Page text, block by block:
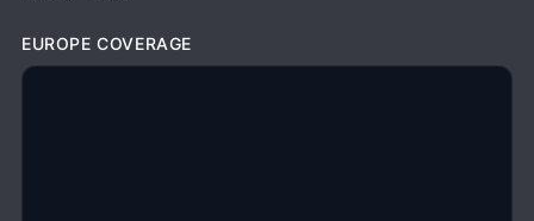
EUROPE COVERAGE